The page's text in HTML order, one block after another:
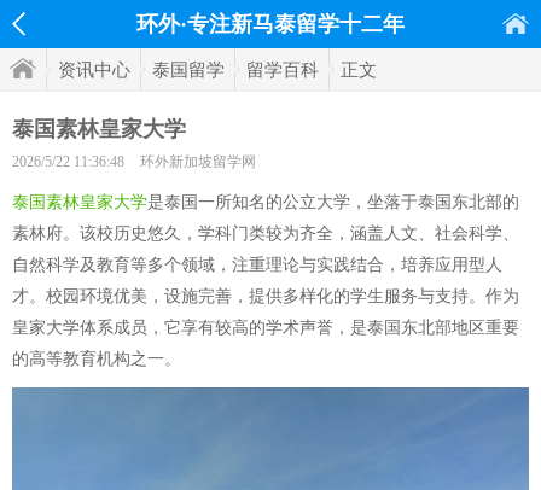
环外·专注新马泰留学十二年
资讯中心 泰国留学 留学百科 正文
泰国素林皇家大学
2026/5/22 11:36:48 环外新加坡留学网
泰国素林皇家大学是泰国一所知名的公立大学，坐落于泰国东北部的
素林府。该校历史悠久，学科门类较为齐全，涵盖人文、社会科学、
自然科学及教育等多个领域，注重理论与实践结合，培养应用型人
才。校园环境优美，设施完善，提供多样化的学生服务与支持。作为
皇家大学体系成员，它享有较高的学术声誉，是泰国东北部地区重要
的高等教育机构之一。